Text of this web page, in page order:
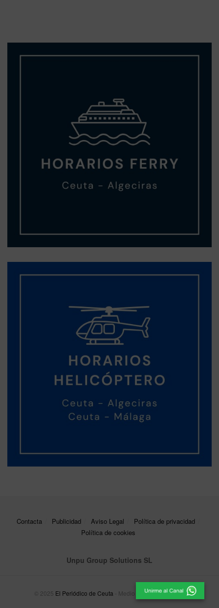
Contacta Publicidad Aviso Legal
Política de privacidad
Política de cookies
Unpu Group Solutions SL
© 2025 El Periódico de Ceuta - Medio de Comunicación